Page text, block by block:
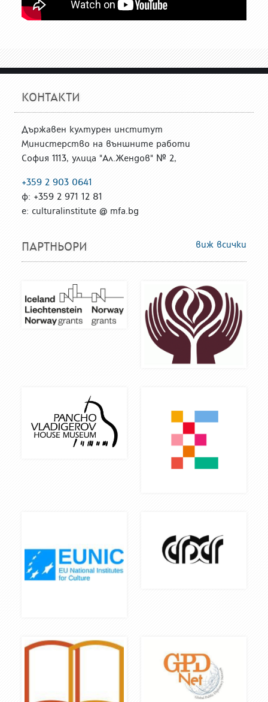
КОНТАКТИ
Държавен културен институт
Министерство на външните работи
София 1113, улица "Ал.Жендов" № 2,
+359 2 903 0641
ф: +359 2 971 12 81
е: culturalinstitute @ mfa.bg
ПАРТНЬОРИ виж всички